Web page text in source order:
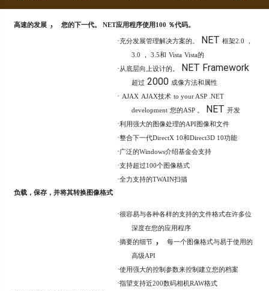
高速的发展 ， 您的下一代。 NET应用程序使用100 ％代码。
·充分发展管理解决方案的。 NET 框架2.0 ，
3.0 ， 3.5和 Vista Vista的
· 从底层向上设计的。 NET Framework
超过 2000 成像方法和属性
· AJAX AJAX技术 to your ASP .NET
development 您的ASP 。 NET 开发
·利用强大的图像处理的API图像和文件
·整合下一代DirectX 10和Direct3D 10功能
·广泛的Windows介绍基金会支持
·支持超过100个图像格式
·全力支持的TWAIN扫描
负载，保存，并将其转换图像格式
·很容易与各种各样的支持的文件格式在许多位
深度在您的应用程序
·摘要的细节 ，
每一个图像格式与易于使用的
高级API
·使用强大的控制参数来控制建立您的档案
·指望支持近200数码相机RAW格式